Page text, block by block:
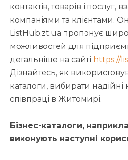
контактів, товарів і послуг,
компаніями та клієнтами.
ListHub.zt.ua пропонує
можливостей для
детальніше на сайті https://
Дізнайтесь, як
каталоги, вибирати надійні
співпраці в Житомирі.
Бізнес-каталоги,
виконують наступні